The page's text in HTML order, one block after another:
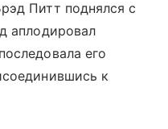
Питт поднялся с
аплодировал
его
к